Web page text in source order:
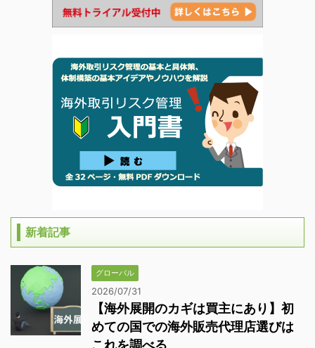
新着記事
グローバル
2026/07/31
【海外展開のカギは買主にあり】初
めての国での海外販売代理店選びは
これを調べる